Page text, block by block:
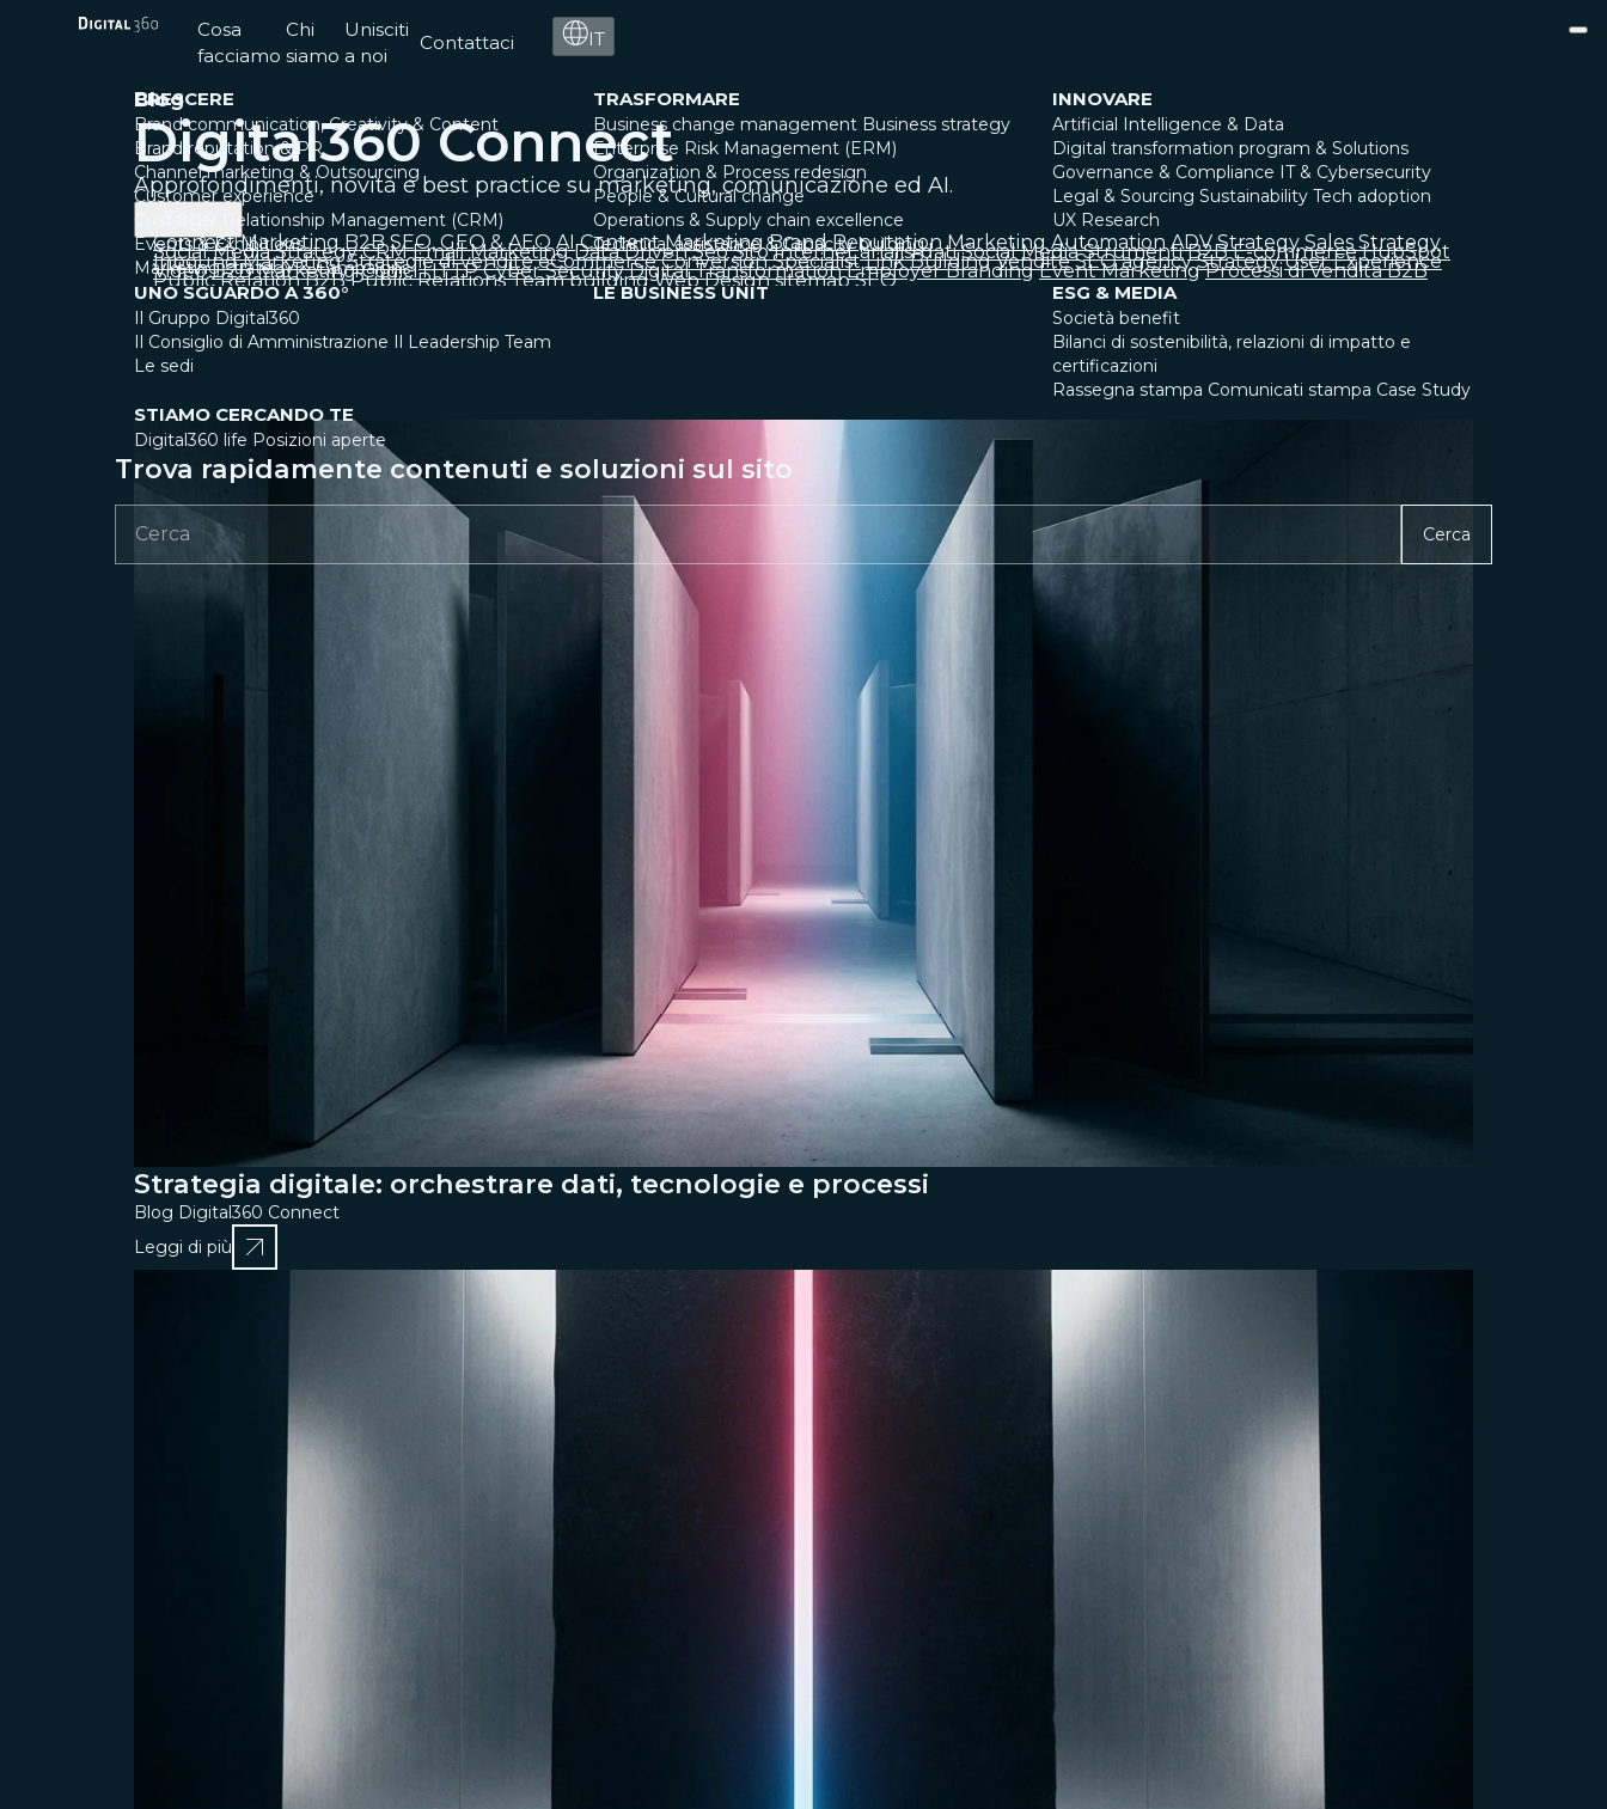
Cosa
facciamo
Chi
siamo
Unisciti
a noi
Contattaci IT
CRESCERE
Brand communication, Creativity & Content
Brand reputation & PR
Channel marketing & Outsourcing
Customer experience
Customer Relationship Management (CRM)
Events & Exhibitions
Marketing strategy & Campaigns
TRASFORMARE
Business change management Business strategy
Enterprise Risk Management (ERM)
Organization & Process redesign
People & Cultural change
Operations & Supply chain excellence
Technical assistance & Capacity building
INNOVARE
Artificial Intelligence & Data
Digital transformation program & Solutions
Governance & Compliance IT & Cybersecurity
Legal & Sourcing Sustainability Tech adoption
UX Research
UNO SGUARDO A 360°
Il Gruppo Digital360
Il Consiglio di Amministrazione Il Leadership Team
Le sedi
LE BUSINESS UNIT ESG & MEDIA
Società benefit
Bilanci di sostenibilità, relazioni di impatto e
certificazioni
Rassegna stampa Comunicati stampa Case Study
STIAMO CERCANDO TE
Digital360 life Posizioni aperte
Trova rapidamente contenuti e soluzioni sul sito
Cerca
Blog
Digital360 Connect
Approfondimenti, novità e best practice su marketing, comunicazione ed AI.
Connect Marketing B2B SEO, GEO & AEO AI Content Marketing Brand Reputation Marketing Automation ADV Strategy Sales Strategy
Social Media Strategy CRM Email Marketing Data Driven Seo Sito Internet analisi dati Social Media Strumenti B2B E-commerce HubSpot
Inbound Marketing Strategie di vendite eCommerce Conversion Specialist Link Building Vendite SEO agency Strategy User Experience
Video B2B Marketing Codici HTTP Cyber Security Digital Transformation Employer Branding Event Marketing Processi di Vendita B2B
Public Relation B2B Public Relations Team building Web Design sitemap SEO
Strategia digitale: orchestrare dati, tecnologie e processi
Blog Digital360 Connect
Leggi di più